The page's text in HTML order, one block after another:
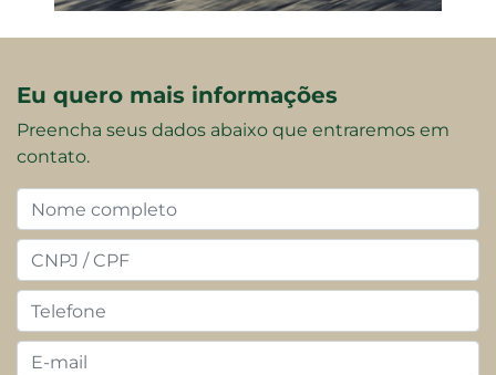
Eu quero mais informações
Preencha seus dados abaixo que entraremos em
contato.